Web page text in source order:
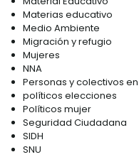
Materias educativo
Medio Ambiente
Migración y refugio
Mujeres
NNA
Personas y colectivos
políticos elecciones
Políticos mujer
Seguridad Ciudadana
SIDH
SNU